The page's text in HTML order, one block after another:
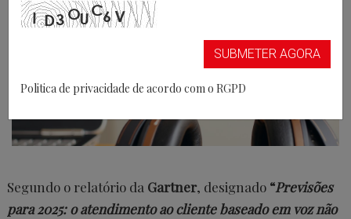
Segundo o relatório da Gartner, designado “Previsões
para 2025: o atendimento ao cliente baseado em voz não
SUBMETER AGORA
Politica de privacidade de acordo com o RGPD